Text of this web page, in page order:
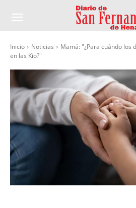
Inicio Noticias
Mamá: "¿Para cuándo los
en las Kio?"